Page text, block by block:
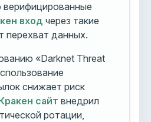
верифицированные
вход через такие
перехват данных.
«Darknet Threat
снижает риск
сайт внедрил
ротации,